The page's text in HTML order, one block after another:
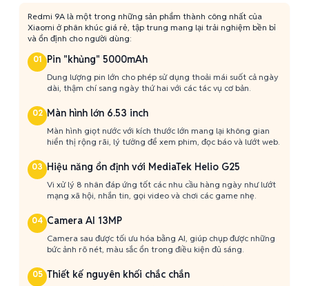
Redmi 9A là một trong những sản phẩm thành công nhất của
Xiaomi ở phân khúc giá rẻ, tập trung mang lại trải nghiệm bền bỉ
và ổn định cho người dùng:
01 Pin "khủng" 5000mAh
Dung lượng pin lớn cho phép sử dụng thoải mái suốt cả ngày
dài, thậm chí sang ngày thứ hai với các tác vụ cơ bản.
02 Màn hình lớn 6.53 inch
Màn hình giọt nước với kích thước lớn mang lại không gian
hiển thị rộng rãi, lý tưởng để xem phim, đọc báo và lướt web.
03 Hiệu năng ổn định với MediaTek Helio G25
Vi xử lý 8 nhân đáp ứng tốt các nhu cầu hàng ngày như lướt
mạng xã hội, nhắn tin, gọi video và chơi các game nhẹ.
04 Camera AI 13MP
Camera sau được tối ưu hóa bằng AI, giúp chụp được những
bức ảnh rõ nét, màu sắc ổn trong điều kiện đủ sáng.
05 Thiết kế nguyên khối chắc chắn